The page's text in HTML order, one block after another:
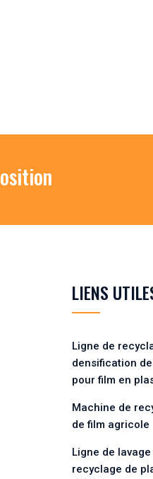
LIENS
Ligne de
densification
pour film en
Machine de
de film agricole
Ligne de
recyclage de